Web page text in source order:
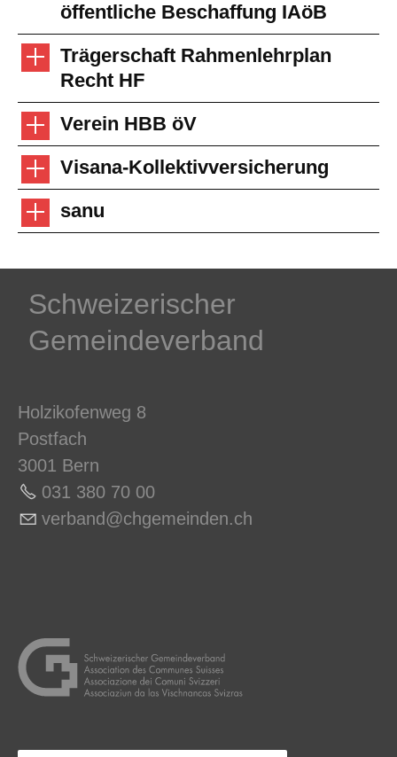
öffentliche Beschaffung IAöB
Trägerschaft Rahmenlehrplan
Recht HF
Verein HBB öV
Visana-Kollektivversicherung
sanu
Schweizerischer
Gemeindeverband
Holzikofenweg 8
Postfach
3001 Bern
031 380 70 00
v rb nd chg m nd n ch